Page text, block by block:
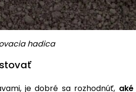
hadica
je dobré sa rozhodnúť,